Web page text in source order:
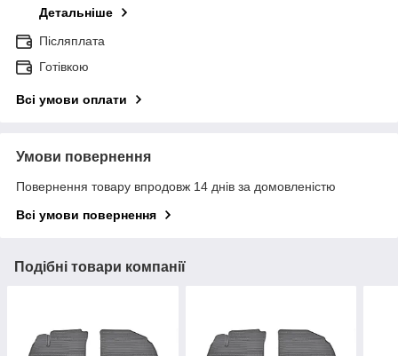
Детальніше
Післяплата
Готівкою
Всі умови оплати
Умови повернення
Повернення товару впродовж 14 днів за домовленістю
Всі умови повернення
Подібні товари компанії